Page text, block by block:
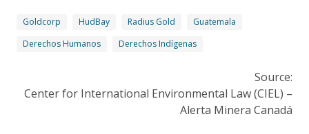
Goldcorp HudBay Radius Gold
Guatemala
Derechos Humanos
Derechos Indígenas
Source:
Center for International Environmental Law (CIEL) –
Alerta Minera Canadá